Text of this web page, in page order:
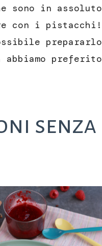
sono in assoluto
con i pistacchi!
prepararlo
abbiamo preferito
senza